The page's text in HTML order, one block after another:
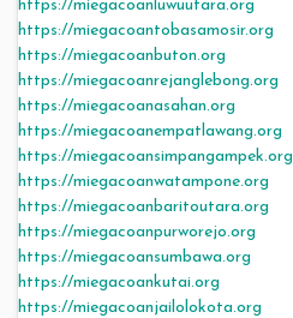
https://miegacoanluwuutara.org
https://miegacoantobasamosir.org
https://miegacoanbuton.org
https://miegacoanrejanglebong.org
https://miegacoanasahan.org
https://miegacoanempatlawang.org
https://miegacoansimpangampek.org
https://miegacoanwatampone.org
https://miegacoanbaritoutara.org
https://miegacoanpurworejo.org
https://miegacoansumbawa.org
https://miegacoankutai.org
https://miegacoanjailolokota.org